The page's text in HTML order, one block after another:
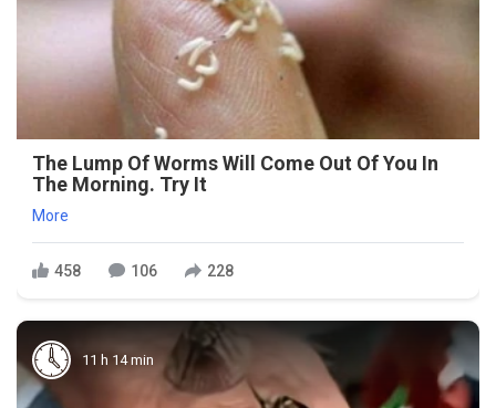
The Lump Of Worms Will Come Out Of You In
The Morning. Try It
More
458 106 228
11 h 14 min